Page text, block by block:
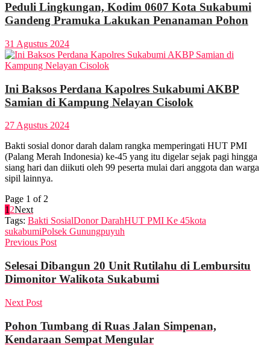
Peduli Lingkungan, Kodim 0607 Kota Sukabumi
Gandeng Pramuka Lakukan Penanaman Pohon
31 Agustus 2024
Ini Baksos Perdana Kapolres Sukabumi AKBP
Samian di Kampung Nelayan Cisolok
27 Agustus 2024
Bakti sosial donor darah dalam rangka memperingati HUT PMI
(Palang Merah Indonesia) ke-45 yang itu digelar sejak pagi hingga
siang hari dan diikuti oleh 99 peserta mulai dari anggota dan warga
sipil lainnya.
Page 1 of 2
12Next
Tags: Bakti SosialDonor DarahHUT PMI Ke 45kota
sukabumiPolsek Gunungpuyuh
Previous Post
Selesai Dibangun 20 Unit Rutilahu di Lembursitu
Dimonitor Walikota Sukabumi
Next Post
Pohon Tumbang di Ruas Jalan Simpenan,
Kendaraan Sempat Mengular